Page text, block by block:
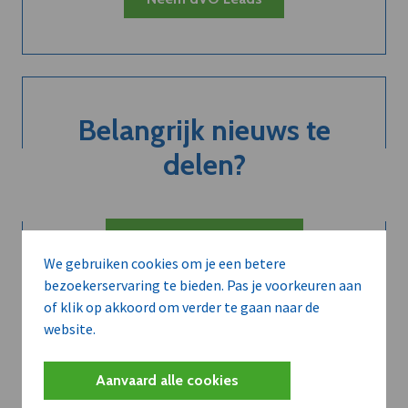
We gebruiken cookies om je een betere
bezoekerservaring te bieden. Pas je voorkeuren aan
of klik op akkoord om verder te gaan naar de
website.
Aanvaard alle cookies
Belangrijk nieuws te
delen?